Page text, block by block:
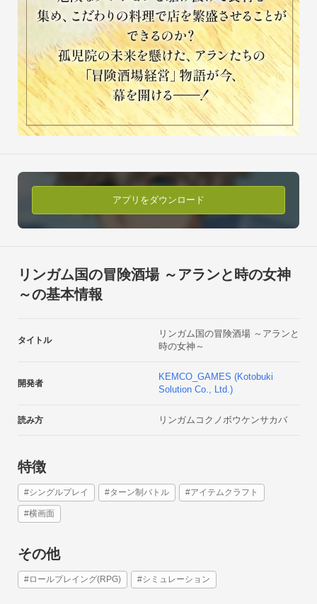
アプリをダウンロード
リンガム国の冒険酒場 ～アランと時の女神
～の基本情報
タイトル
リンガム国の冒険酒場 ～アランと
時の女神～
開発者
KEMCO_GAMES (Kotobuki
Solution Co., Ltd.)
読み方 リンガムコクノボウケンサカバ
特徴
#シングルプレイ #ターン制バトル #アイテムクラフト
#横画面
その他
#ロールプレイング(RPG) #シミュレーション